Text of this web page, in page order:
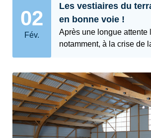
02
Fév.
Les vestiaires du
en bonne voie !
Après une longue attente
notamment, à la crise de